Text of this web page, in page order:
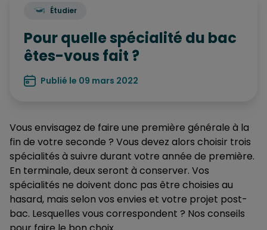
Étudier
Pour quelle spécialité du bac
êtes-vous fait ?
Publié le 09 mars 2022
Vous envisagez de faire une première générale à la
fin de votre seconde ? Vous devez alors choisir trois
spécialités à suivre durant votre année de première.
En terminale, deux seront à conserver. Vos
spécialités ne doivent donc pas être choisies au
hasard, mais selon vos envies et votre projet post-
bac. Lesquelles vous correspondent ? Nos conseils